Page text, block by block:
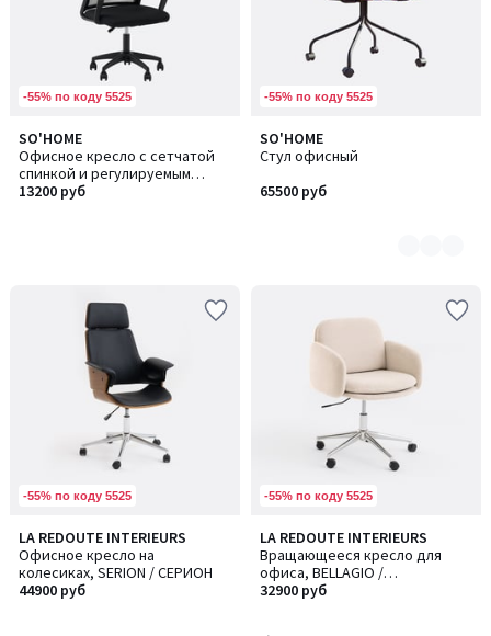
-55% по коду 5525
SO'HOME
Офисное кресло с сетчатой
спинкой и регулируемым
подголовником
13200 руб
-55% по коду 5525
SO'HOME
Стул офисный
65500 руб
Количество
цветов:
5
-55% по коду 5525
LA REDOUTE INTERIEURS
Офисное кресло на
колесиках, SERION / СЕРИОН
44900 руб
-55% по коду 5525
LA REDOUTE INTERIEURS
Вращающееся кресло для
офиса, BELLAGIO /
БЕЛЛАДЖИО
32900 руб
4
/
5